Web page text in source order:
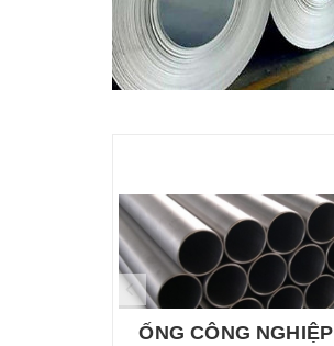
ỐNG CÔNG NGHIỆP